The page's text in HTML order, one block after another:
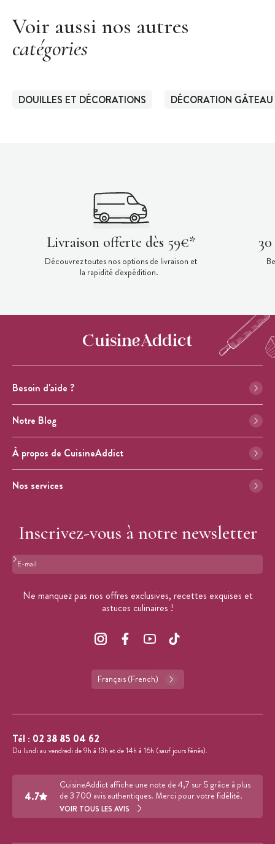
Voir aussi nos autres
catégories
DOUILLES ET DÉCORATIONS DÉCORATION GÂTEAU
Livraison offerte dès 59€*
Découvrez toutes nos options de livraison et
la rapidité d'expédition.
Besoin d'aide ?
Notre Blog
À propos de CuisineAddict
Nos services
Inscrivez-vous à notre newsletter
Format : adresse@email.com
Ne manquez pas nos offres exclusives, recettes exquises et
astuces culinaires !
Français (French)
Tél : 02 38 85 04 62
Du lundi au vendredi de 9h à 13h et de 14h à 16h (sauf jours fériés).
4.7
CuisineAddict affiche une note de 4,7 sur 5 grâce à plus
de 3 700 avis authentiques. Merci pour votre fidélité.
VOIR TOUS LES AVIS